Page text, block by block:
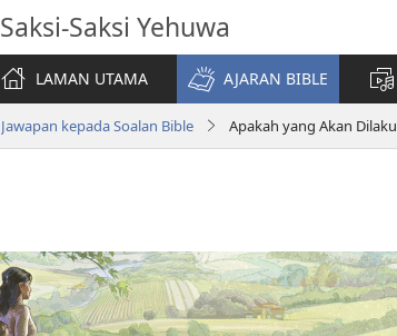
Saksi-Saksi Yehuwa
LAMAN UTAMA
AJARAN BIBLE
Jawapan kepada Soalan Bible Apakah yang Akan